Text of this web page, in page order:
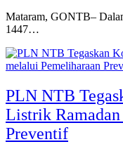
Mataram, GONTB–
1447…
PLN NTB
Listrik
Preventif